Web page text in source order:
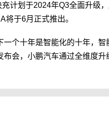
计划于2024年Q3全面升级
将于6月正式推出。
个十年是智能化的十年，
会，小鹏汽车通过全维度